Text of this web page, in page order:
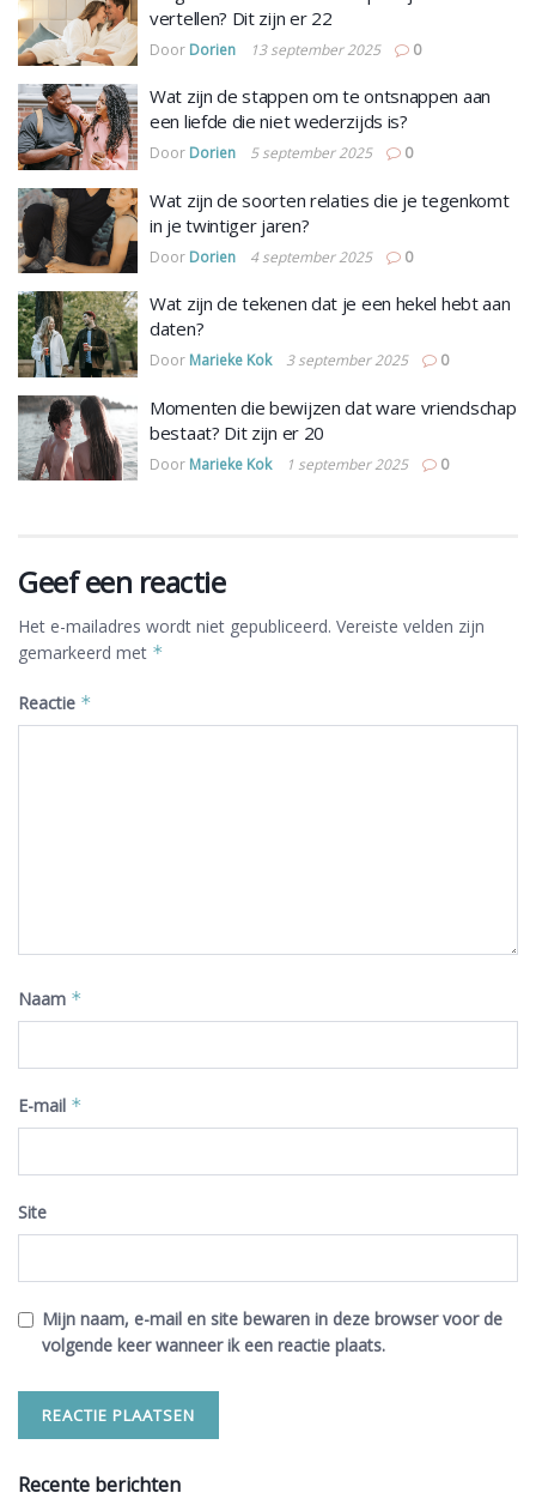
vertellen? Dit zijn er 22
Door Dorien 13 september 2025 0
Wat zijn de stappen om te ontsnappen aan
een liefde die niet wederzijds is?
Door Dorien 5 september 2025 0
Wat zijn de soorten relaties die je tegenkomt
in je twintiger jaren?
Door Dorien 4 september 2025 0
Wat zijn de tekenen dat je een hekel hebt aan
daten?
Door Marieke Kok 3 september 2025 0
Momenten die bewijzen dat ware vriendschap
bestaat? Dit zijn er 20
Door Marieke Kok 1 september 2025 0
Geef een reactie
Het e-mailadres wordt niet gepubliceerd. Vereiste velden zijn
gemarkeerd met *
Reactie *
Naam *
E-mail *
Site
Mijn naam, e-mail en site bewaren in deze browser voor de
volgende keer wanneer ik een reactie plaats.
Recente berichten